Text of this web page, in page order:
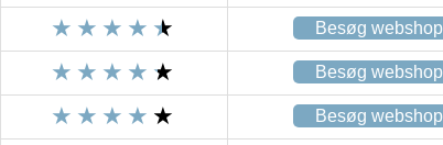
Besøg webshop
Besøg webshop
Besøg webshop